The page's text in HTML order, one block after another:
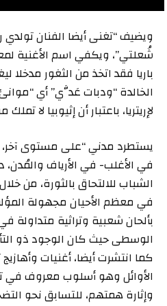
ويضيف “تغنى أيضا الفنان تولدي
شُعلتي”، ويكفي اسم الأغنية
باريا فقد اتخذ من الثغور مدخلا
الخالدة “ودبات عَدَّي” أي
لإريتريا، باعتبار أن إثيوبيا لا تملك
يستطرد مدني “على مستوى آخر،
في الأغلب- في الأرياف
الشباب للالتحاق بالثورة، من
في معظم الأحيان مجهولة
بألحان شعبية وتراثية متداولة
الوسطى حيث كان الوجود ذو
كما انتشرت أيضا، أغنيات
الأوائل وهو أسلوب معروف في
وإثارة همتهم، للتسابق نحو